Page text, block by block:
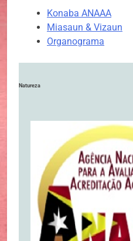
Konaba ANAAA
Miasaun & Vizaun
Organograma
Natureza